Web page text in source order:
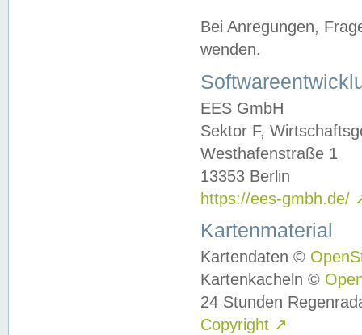
Bei Anregungen,
wenden.
EES GmbH
Sektor F,
Westhafenstraße 1
13353 Berlin
https://ees-gmbh.de/
Kartenmaterial
Kartendaten ©
Kartenkacheln ©
24 Stunden
Copyright ↗